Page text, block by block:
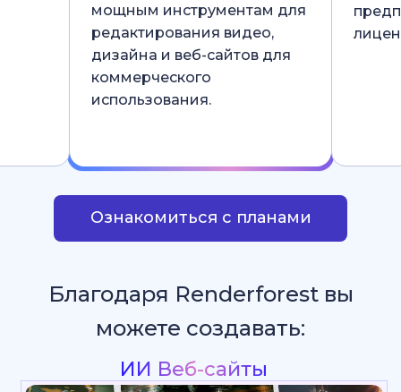
мощным инструментам для
редактирования видео,
дизайна и веб-сайтов для
коммерческого
использования.
Ознакомиться с планами
Благодаря Renderforest вы
можете создавать:
Интро & Лого Ани